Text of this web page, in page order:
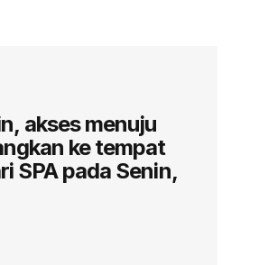
akses menuju
ke tempat
SPA pada Senin,